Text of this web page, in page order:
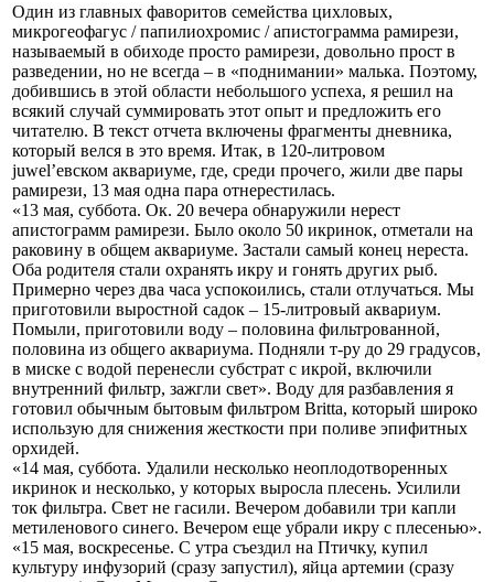
Один из главных фаворитов семейства цихловых,
микрогеофагус / папилиохромис / апистограмма рамирези,
называемый в обиходе просто рамирези, довольно прост в
разведении, но не всегда – в «поднимании» малька. Поэтому,
добившись в этой области небольшого успеха, я решил на
всякий случай суммировать этот опыт и предложить его
читателю. В текст отчета включены фрагменты дневника,
который велся в это время. Итак, в 120-литровом
juwel’евском аквариуме, где, среди прочего, жили две пары
рамирези, 13 мая одна пара отнерестилась.
«13 мая, суббота. Ок. 20 вечера обнаружили нерест
апистограмм рамирези. Было около 50 икринок, отметали на
раковину в общем аквариуме. Застали самый конец нереста.
Оба родителя стали охранять икру и гонять других рыб.
Примерно через два часа успокоились, стали отлучаться. Мы
приготовили выростной садок – 15-литровый аквариум.
Помыли, приготовили воду – половина фильтрованной,
половина из общего аквариума. Подняли т-ру до 29 градусов,
в миске с водой перенесли субстрат с икрой, включили
внутренний фильтр, зажгли свет». Воду для разбавления я
готовил обычным бытовым фильтром Britta, который широко
использую для снижения жесткости при поливе эпифитных
орхидей.
«14 мая, суббота. Удалили несколько неоплодотворенных
икринок и несколько, у которых выросла плесень. Усилили
ток фильтра. Свет не гасили. Вечером добавили три капли
метиленового синего. Вечером еще убрали икру с плесенью».
«15 мая, воскресенье. С утра съездил на Птичку, купил
культуру инфузорий (сразу запустил), яйца артемии (сразу